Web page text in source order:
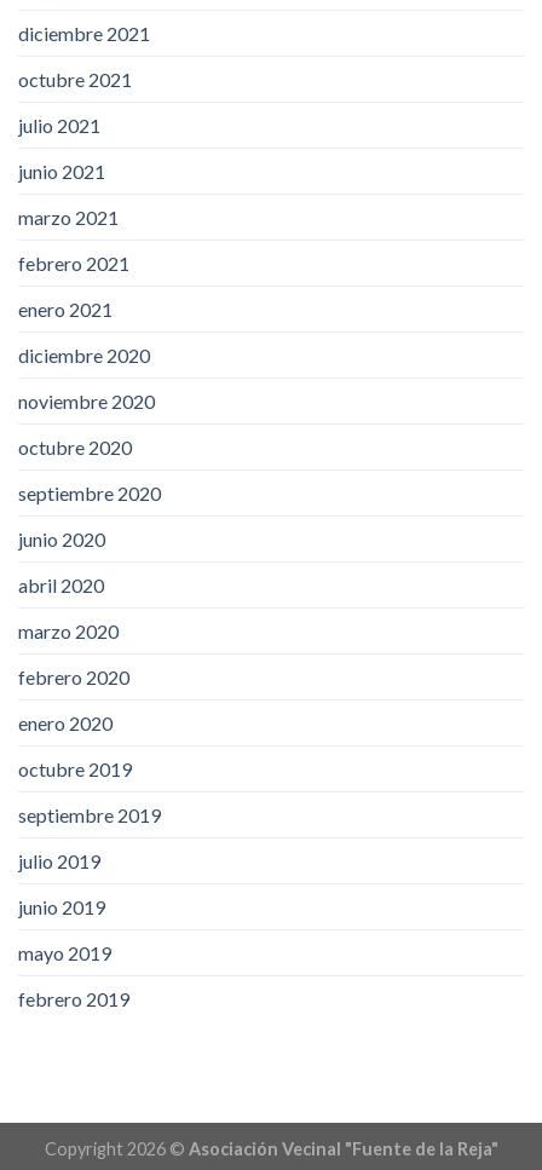
diciembre 2021
octubre 2021
julio 2021
junio 2021
marzo 2021
febrero 2021
enero 2021
diciembre 2020
noviembre 2020
octubre 2020
septiembre 2020
junio 2020
abril 2020
marzo 2020
febrero 2020
enero 2020
octubre 2019
septiembre 2019
julio 2019
junio 2019
mayo 2019
febrero 2019
Copyright 2026 © Asociación Vecinal "Fuente de la Reja"